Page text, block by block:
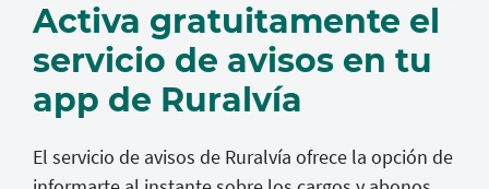
Activa gratuitamente el
servicio de avisos en tu
app de Ruralvía
El servicio de avisos de Ruralvía ofrece la opción de